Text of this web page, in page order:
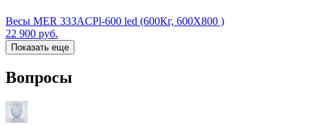
Весы MER 333ACPl-600 led (600Кг, 600X800 )
22 900 руб.
Показать еще
Вопросы